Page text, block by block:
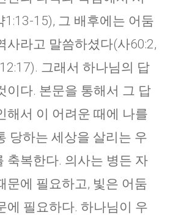
1:13-15), 그 배후에는 어둠
사라고 말씀하셨다(사60:2,
그래서 하나님의 답
이다. 본문을 통해서 그 답
해서 이 어려운 때에 나를
당하는 세상을 살리는 우
축복한다. 의사는 병든 자
문에 필요하고, 빛은 어둠
에 필요하다. 하나님이 우